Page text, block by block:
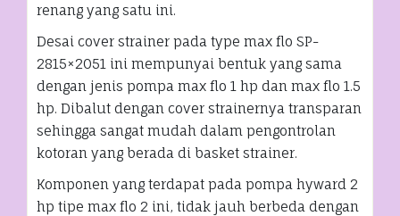
renang yang satu ini.
Desai cover strainer pada type max flo SP-
2815×2051 ini mempunyai bentuk yang sama
dengan jenis pompa max flo 1 hp dan max flo 1.5
hp. Dibalut dengan cover strainernya transparan
sehingga sangat mudah dalam pengontrolan
kotoran yang berada di basket strainer.
Komponen yang terdapat pada pompa hyward 2
hp tipe max flo 2 ini, tidak jauh berbeda dengan